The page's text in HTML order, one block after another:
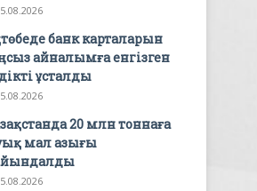
банк карталарын
айналымға енгізген
ұсталды
20 млн тоннаға
мал азығы